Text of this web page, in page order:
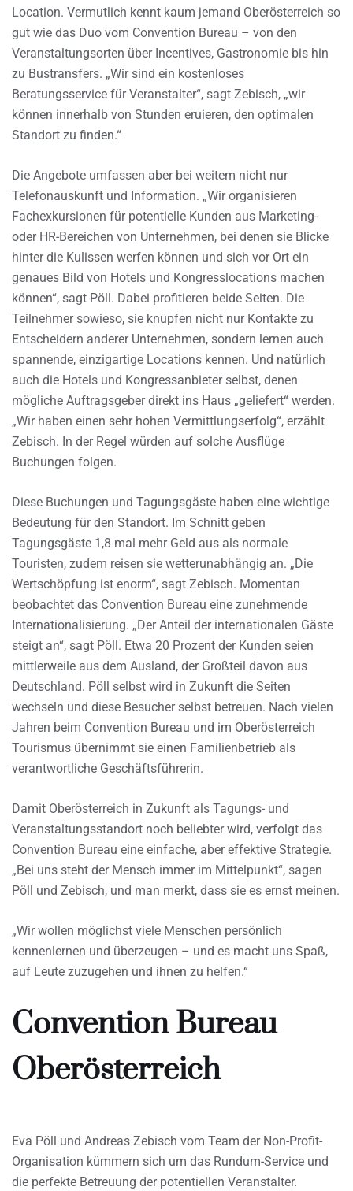
Location. Vermutlich kennt kaum jemand Oberösterreich so
gut wie das Duo vom Convention Bureau – von den
Veranstaltungsorten über Incentives, Gastronomie bis hin
zu Bustransfers. „Wir sind ein kostenloses
Beratungsservice für Veranstalter“, sagt Zebisch, „wir
können innerhalb von Stunden eruieren, den optimalen
Standort zu finden.“
Die Angebote umfassen aber bei weitem nicht nur
Telefonauskunft und Information. „Wir organisieren
Fachexkursionen für potentielle Kunden aus Marketing-
oder HR-Bereichen von Unternehmen, bei denen sie Blicke
hinter die Kulissen werfen können und sich vor Ort ein
genaues Bild von Hotels und Kongresslocations machen
können“, sagt Pöll. Dabei profitieren beide Seiten. Die
Teilnehmer sowieso, sie knüpfen nicht nur Kontakte zu
Entscheidern anderer Unternehmen, sondern lernen auch
spannende, einzigartige Locations kennen. Und natürlich
auch die Hotels und Kongressanbieter selbst, denen
mögliche Auftragsgeber direkt ins Haus „geliefert“ werden.
„Wir haben einen sehr hohen Vermittlungserfolg“, erzählt
Zebisch. In der Regel würden auf solche Ausflüge
Buchungen folgen.
Diese Buchungen und Tagungsgäste haben eine wichtige
Bedeutung für den Standort. Im Schnitt geben
Tagungsgäste 1,8 mal mehr Geld aus als normale
Touristen, zudem reisen sie wetterunabhängig an. „Die
Wertschöpfung ist enorm“, sagt Zebisch. Momentan
beobachtet das Convention Bureau eine zunehmende
Internationalisierung. „Der Anteil der internationalen Gäste
steigt an“, sagt Pöll. Etwa 20 Prozent der Kunden seien
mittlerweile aus dem Ausland, der Großteil davon aus
Deutschland. Pöll selbst wird in Zukunft die Seiten
wechseln und diese Besucher selbst betreuen. Nach vielen
Jahren beim Convention Bureau und im Oberösterreich
Tourismus übernimmt sie einen Familienbetrieb als
verantwortliche Geschäftsführerin.
Damit Oberösterreich in Zukunft als Tagungs- und
Veranstaltungsstandort noch beliebter wird, verfolgt das
Convention Bureau eine einfache, aber effektive Strategie.
„Bei uns steht der Mensch immer im Mittelpunkt“, sagen
Pöll und Zebisch, und man merkt, dass sie es ernst meinen.
„Wir wollen möglichst viele Menschen persönlich
kennenlernen und überzeugen – und es macht uns Spaß,
auf Leute zuzugehen und ihnen zu helfen.“
Convention Bureau
Oberösterreich
Eva Pöll und Andreas Zebisch vom Team der Non-Profit-
Organisation kümmern sich um das Rundum-Service und
die perfekte Betreuung der potentiellen Veranstalter.